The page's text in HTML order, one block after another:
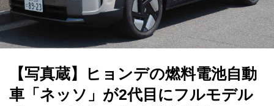
【写真蔵】ヒョンデの燃料電池自動
車「ネッソ」が2代目にフルモデル